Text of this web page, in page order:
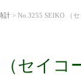
計 > No.3255 SEIKO （
（セイ